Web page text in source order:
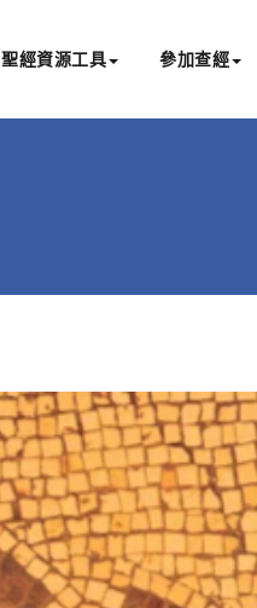
聖經資源工具 參加查經